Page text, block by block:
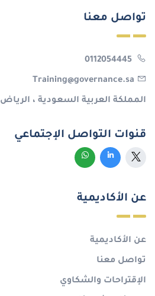
تواصل معنا
Training@governance.sa
المملكة العربية السعودية ، الرياض
قنوات التواصل الإجتماعي
عن الأكاديمية
عن الأكاديمية
تواصل معنا
الإقتراحات والشكاوي